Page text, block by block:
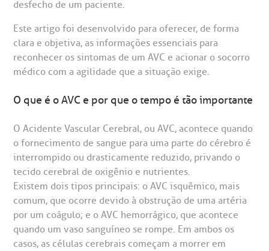
de Exames
(11)3505-1000
ouvidoria@bp.org.br
Fale Conosco
Saiba mais
Endereço:
Rua Maestro Cardim, 769
CEP: 01323-001 | Bela Vista
São Paulo - SP
BP Mirante
social da BP
corporativa
social
Teleinterconsulta
Centro de Doenças Autoimunes
de Visita
socorro
de cópia de prontuário médico
de orçamento particular
de veracidade de atestado
atendimento
de Excelência em Ortopedia
desfecho de um paciente.
Este artigo foi desenvolvido para oferecer, de forma
clara e objetiva, as informações essenciais para
reconhecer os sintomas de um AVC e acionar o socorro
médico com a agilidade que a situação exige.
O que é o AVC e por que o tempo é tão importante
O Acidente Vascular Cerebral, ou AVC, acontece quando
o fornecimento de sangue para uma parte do cérebro é
interrompido ou drasticamente reduzido, privando o
tecido cerebral de oxigênio e nutrientes.
Existem dois tipos principais: o AVC isquêmico, mais
comum, que ocorre devido à obstrução de uma artéria
por um coágulo; e o AVC hemorrágico, que acontece
quando um vaso sanguíneo se rompe. Em ambos os
casos, as células cerebrais começam a morrer em